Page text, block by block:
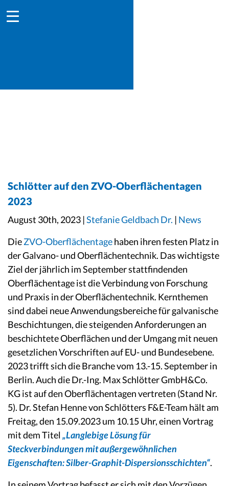
Schlötter auf den ZVO-Oberflächentagen
2023
August 30th, 2023 |Stefanie Geldbach Dr. | News
DieZVO-Oberflächentagehaben ihren festen Platz in
der Galvano- und Oberflächentechnik. Das wichtigste
Ziel der jährlich im September stattfindenden
Oberflächentage ist die Verbindung von Forschung
und Praxis in der Oberflächentechnik. Kernthemen
sind dabei neue Anwendungsbereiche für galvanische
Beschichtungen, die steigenden Anforderungen an
beschichtete Oberflächen und der Umgang mit neuen
gesetzlichen Vorschriften auf EU- und Bundesebene.
2023 trifft sich die Branche vom 13.-15. September in
Berlin. Auch die Dr.-Ing. Max Schlötter GmbH&Co.
KG ist auf den Oberflächentagen vertreten (Stand Nr.
5). Dr. Stefan Henne von Schlötters F&E-Team hält am
Freitag, den 15.09.2023 um 10.15 Uhr, einen Vortrag
mit dem Titel„Langlebige Lösung für
Steckverbindungen mit außergewöhnlichen
Eigenschaften: Silber-Graphit-Dispersionsschichten“.